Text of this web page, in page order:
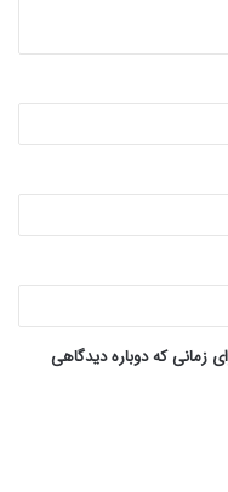
زمانی که دوباره دیدگاهی